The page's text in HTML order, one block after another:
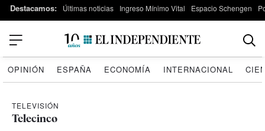
Destacamos: Últimas noticias Ingreso Mínimo Vital Espacio Schengen
OPINIÓN ESPAÑA ECONOMÍA INTERNACIONAL
TELEVISIÓN
Telecinco